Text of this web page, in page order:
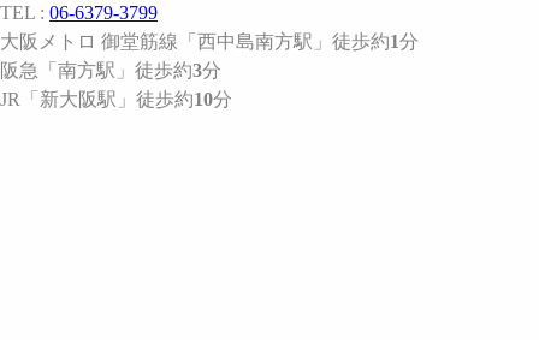
TEL : 06-6379-3799
大阪メトロ 御堂筋線 「西中島南方駅」 徒歩約1分
阪急
「南方駅」 徒歩約3分
JR
「新大阪駅」 徒歩約10分